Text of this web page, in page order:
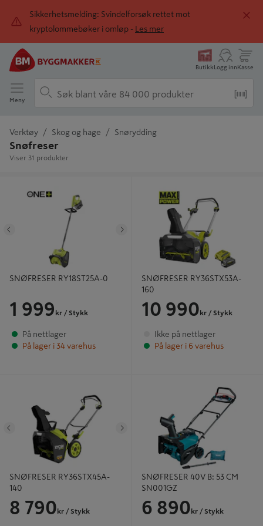
Sikkerhetsmelding: Svindelforsøk rettet mot
kryptolommebøker i omløp -
Les mer
ButikkLogg innKasse
Meny
Verktøy Skog og hage Snørydding
Snøfreser
Viser 31 produkter
SNØFRESER RY18ST25A-0
1 999 kr / Stykk
På nettlager
På lager i 34 varehus
SNØFRESER RY36STX53A-
160
10 990 kr / Stykk
Ikke på nettlager
På lager i 6 varehus
Tidligere
SNØFRESER RY36STX45A-
140
8 790 kr / Stykk
SNØFRESER 40V B: 53 CM
SN001GZ
6 890 kr / Stykk